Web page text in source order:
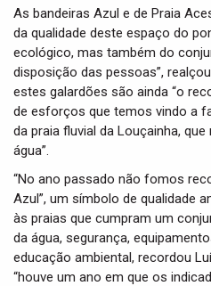
As bandeiras Azul e de Praia
da qualidade deste espaço do
ecológico, mas também do
disposição das pessoas”,
estes galardões são ainda “o
de esforços que temos vindo a
da praia fluvial da Louçainha,
água”.
“No ano passado não fomos
Azul”, um símbolo de qualidade
às praias que cumpram um
da água, segurança,
educação ambiental, recordou
“houve um ano em que os